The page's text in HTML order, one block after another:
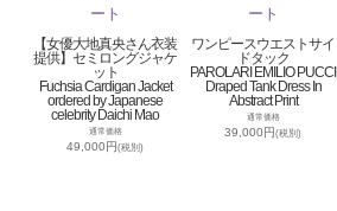
【女優大地真央さん衣装
提供】セミロングジャケ
ット
Fuchsia Cardigan Jacket
ordered by Japanese
celebrity Daichi Mao
通常価格
49,000円(税別)
ワンピースウエストサイ
ドタック
PAROLARI EMILIO PUCCI
Draped Tank Dress In
Abstract Print
通常価格
39,000円(税別)